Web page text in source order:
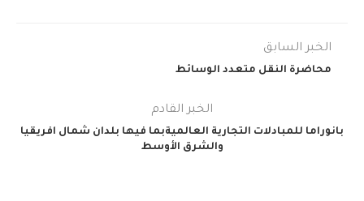
الخبر السابق
محاضرة النقل متعدد الوسائط
الخبر القادم
بانوراما للمبادلات التجارية العالميةبما فيها بلدان شمال افريقيا
والشرق الأوسط